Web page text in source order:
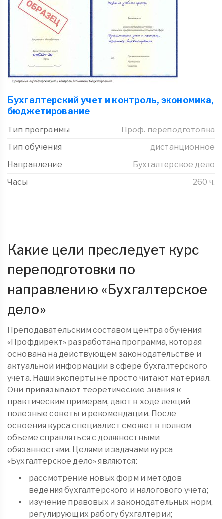
Бухгалтерский учет и контроль, экономика,
бюджетирование
Тип программы
Проф. переподготовка
Тип обучения
дистанционное
Направление
Бухгалтерское дело
Часы
260 ч.
Какие цели преследует курс
переподготовки по
направлению «Бухгалтерское
дело»
Преподавательским составом центра обучения
«Профдирект» разработана программа, которая
основана на действующем законодательстве и
актуальной информации в сфере бухгалтерского
учета. Наши эксперты не просто читают материал.
Они привязывают теоретические знания к
практическим примерам, дают в ходе лекций
полезные советы и рекомендации. После
освоения курса специалист сможет в полном
объеме справляться с должностными
обязанностями. Целями и задачами курса
«Бухгалтерское дело» являются:
рассмотрение новых форм и методов
ведения бухгалтерского и налогового учета;
изучение правовых и законодательных норм,
регулирующих работу бухгалтерии;